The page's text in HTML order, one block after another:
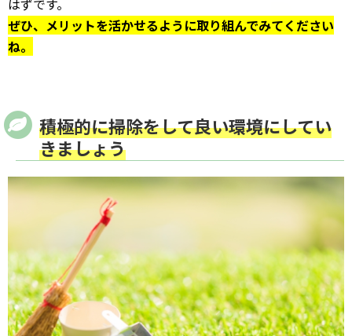
ぜひ、メリットを活かせるように取り組んでみてください
ね。
積極的に掃除をして良い環境にしてい
きましょう